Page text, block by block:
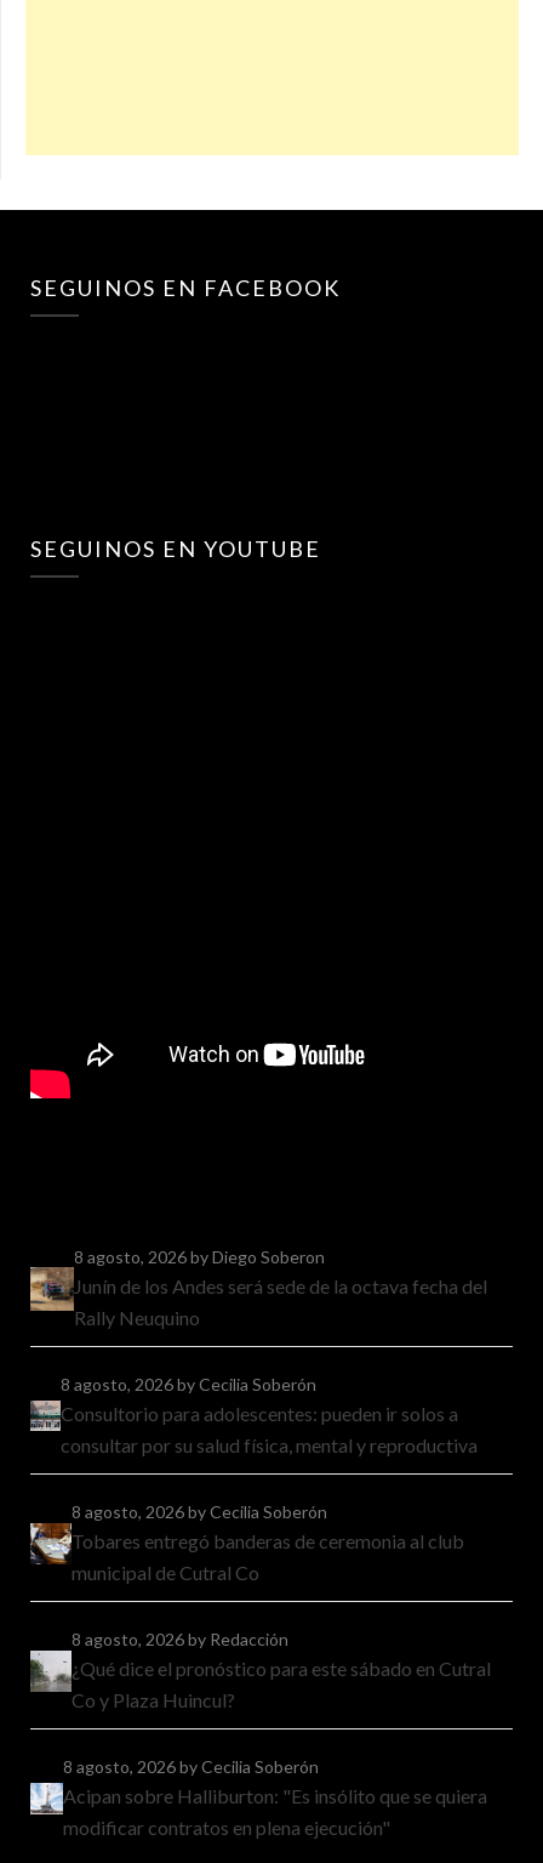
SEGUINOS EN FACEBOOK
SEGUINOS EN YOUTUBE
8 agosto, 2026by Diego Soberon
Junín de los Andes será sede de la octava fecha del
Rally Neuquino
8 agosto, 2026by Cecilia Soberón
Consultorio para adolescentes: pueden ir solos a
consultar por su salud física, mental y reproductiva
8 agosto, 2026by Cecilia Soberón
Tobares entregó banderas de ceremonia al club
municipal de Cutral Co
8 agosto, 2026by Redacción
¿Qué dice el pronóstico para este sábado en Cutral
Co y Plaza Huincul?
8 agosto, 2026by Cecilia Soberón
Acipan sobre Halliburton: "Es insólito que se quiera
modificar contratos en plena ejecución"